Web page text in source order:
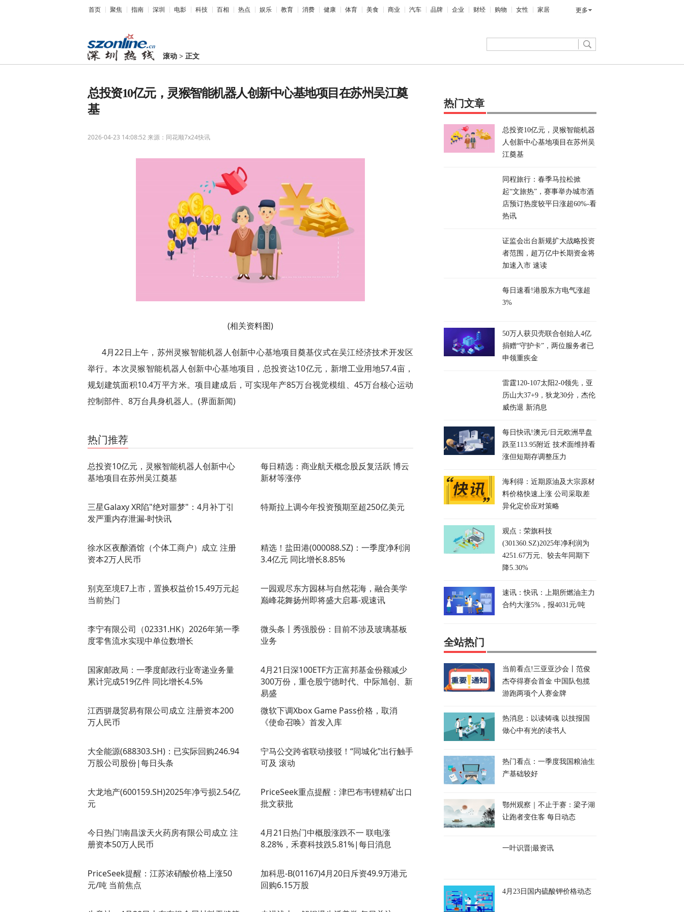
首页 聚焦 指南 深圳 电影 科技 百相 热点 娱乐 教育 消费 健康 体育 美食 商业 汽车 品牌 企业 财经 购物 女性 家居 更多
滚动 >正文
总投资10亿元，灵猴智能机器人创新中心基地项目在苏州吴江奠
基
2026-04-23 14:08:52 来源：同花顺7x24快讯
(相关资料图)
4月22日上午，苏州灵猴智能机器人创新中心基地项目奠基仪式在吴江经济技术开发区
举行。本次灵猴智能机器人创新中心基地项目，总投资达10亿元，新增工业用地57.4亩，
规划建筑面积10.4万平方米。项目建成后，可实现年产85万台视觉模组、45万台核心运动
控制部件、8万台具身机器人。(界面新闻)
热门推荐
总投资10亿元，灵猴智能机器人创新中心
基地项目在苏州吴江奠基
每日精选：商业航天概念股反复活跃 博云
新材等涨停
三星Galaxy XR陷"绝对噩梦"：4月补丁引
发严重内存泄漏-时快讯
特斯拉上调今年投资预期至超250亿美元
徐水区夜酿酒馆（个体工商户）成立 注册
资本2万人民币
精选！盐田港(000088.SZ)：一季度净利润
3.4亿元 同比增长8.85%
别克至境E7上市，置换权益价15.49万元起
当前热门
一园观尽东方园林与自然花海，融合美学
巅峰花舞扬州即将盛大启幕-观速讯
李宁有限公司（02331.HK）2026年第一季
度零售流水实现中单位数增长
微头条丨秀强股份：目前不涉及玻璃基板
业务
国家邮政局：一季度邮政行业寄递业务量
累计完成519亿件 同比增长4.5%
4月21日深100ETF方正富邦基金份额减少
300万份，重仓股宁德时代、中际旭创、新
易盛
江西骈晟贸易有限公司成立 注册资本200
万人民币
微软下调Xbox Game Pass价格，取消
《使命召唤》首发入库
大全能源(688303.SH)：已实际回购246.94
万股公司股份|每日头条
宁马公交跨省联动接驳！“同城化”出行触手
可及 滚动
大龙地产(600159.SH)2025年净亏损2.54亿
元
PriceSeek重点提醒：津巴布韦锂精矿出口
批文获批
今日热门!南昌泼天火药房有限公司成立 注
册资本50万人民币
4月21日热门中概股涨跌不一 联电涨
8.28%，禾赛科技跌5.81%|每日消息
PriceSeek提醒：江苏浓硝酸价格上涨50
元/吨 当前焦点
加科思-B(01167)4月20日斥资49.9万港元
回购6.15万股
热门文章
总投资10亿元，灵猴智能机器
人创新中心基地项目在苏州吴
江奠基
同程旅行：春季马拉松掀
起“文旅热”，赛事举办城市酒
店预订热度较平日涨超60%-看
热讯
证监会出台新规扩大战略投资
者范围，超万亿中长期资金将
加速入市 速读
每日速看!港股东方电气涨超
3%
50万人获贝壳联合创始人4亿
捐赠“守护卡”，两位服务者已
申领重疾金
雷霆120-107太阳2-0领先，亚
历山大37+9，狄龙30分，杰伦
威伤退 新消息
每日快讯!澳元/日元欧洲早盘
跌至113.95附近 技术面维持看
涨但短期存调整压力
海利得：近期原油及大宗原材
料价格快速上涨 公司采取差
异化定价应对策略
观点：荣旗科技
(301360.SZ)2025年净利润为
4251.67万元、较去年同期下
降5.30%
速讯：快讯：上期所燃油主力
合约大涨5%，报4031元/吨
全站热门
当前看点!三亚亚沙会丨范俊
杰夺得赛会首金 中国队包揽
游跑两项个人赛金牌
热消息：以读铸魂 以技报国
做心中有光的读书人
热门看点：一季度我国粮油生
产基础较好
鄂州观察｜不止于赛：梁子湖
让跑者变住客 每日动态
一叶识晋|最资讯
4月23日国内硫酸钾价格动态